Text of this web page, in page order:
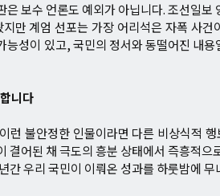
보수 언론도 예외가 아닙니다. 조선일보
만 계엄 선포는 가장 어리석은 자폭 사건
성이 있고, 국민의 정서와 동떨어진 내용
니다
런 불안정한 인물이라면 다른 비상식적
결어된 채 극도의 흥분 상태에서 즉흥적으
간 우리 국민이 이뤄온 성과를 하룻밤에 무